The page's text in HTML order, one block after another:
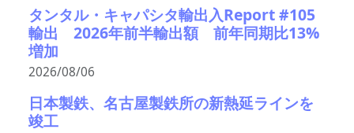
タンタル・キャパシタ輸出入Report #105
輸出 2026年前半輸出額 前年同期比13%
増加
2026/08/06
日本製鉄、名古屋製鉄所の新熱延ラインを
竣工